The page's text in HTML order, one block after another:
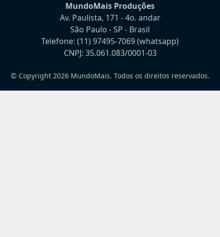
MundoMais Produções
Av. Paulista, 171 - 4o. andar
São Paulo - SP - Brasil
Telefone: (11) 97495-7069(whatsapp)
CNPJ: 35.061.083/0001-03
© Copyright 2026 MundoMais. Todos os direitos reservados.